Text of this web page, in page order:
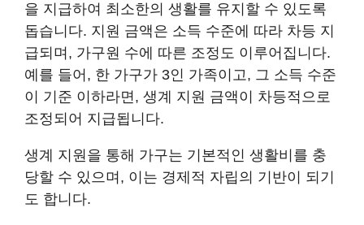
을 지급하여 최소한의 생활를 유지할 수 있도록
돕습니다. 지원 금액은 소득 수준에 따라 차등 지
급되며, 가구원 수에 따른 조정도 이루어집니다.
예를 들어, 한 가구가 3인 가족이고, 그 소득 수준
이 기준 이하라면, 생계 지원 금액이 차등적으로
조정되어 지급됩니다.
생계 지원을 통해 가구는 기본적인 생활비를 충
당할 수 있으며, 이는 경제적 자립의 기반이 되기
도 합니다.